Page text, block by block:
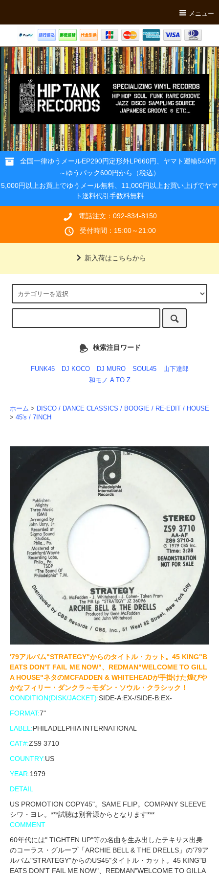
メニュー
全国一律ゆうメールEP290円定形外LP660円、ヤマト運輸540円
～ゆうパック600円から（税込）
5,000円以上お買上でゆうメール無料、11,000円以上お買い上げでヤマ
ト送料代引手数料無料
電話注文：092-834-8150
受付時間：15:00～21:00
新入荷はこちらから
検索注目ワード
FUNK45 DJ KOCO DJ MURO SOUL45
山下達郎
和モノ A TO Z
ホーム > DISCO / DANCE CLASSICS / BOOGIE / RE-EDIT / HOUSE
> 45's / 7INCH
'79アルバム"STRATEGY"からのタイトル・カット。45 KING"B
EATS DON'T FAIL ME NOW"、REDMAN"WELCOME TO GILL
A HOUSE"ネタのMCFADDEN & WHITEHEADが手掛けた煌びや
かなフィリー・ダンクラ～モダン・ソウル・クラシック！
CONDITION(DISK/JACKET):SIDE-A:EX-/SIDE-B:EX-
FORMAT:7"
LABEL:PHILADELPHIA INTERNATIONAL
CAT#:ZS9 3710
COUNTRY:US
YEAR:1979
DETAIL
US PROMOTION COPY45"。SAME FLIP。COMPANY SLEEVE
シワ・ヨレ。***試聴は別音源からとなります***
COMMENT
60年代には" TIGHTEN UP"等の名曲を生み出したテキサス出身
のコーラス・グループ「ARCHIE BELL & THE DRELLS」の'79ア
ルバム"STRATEGY"からのUS45"タイトル・カット。45 KING"B
EATS DON'T FAIL ME NOW"、REDMAN"WELCOME TO GILLA